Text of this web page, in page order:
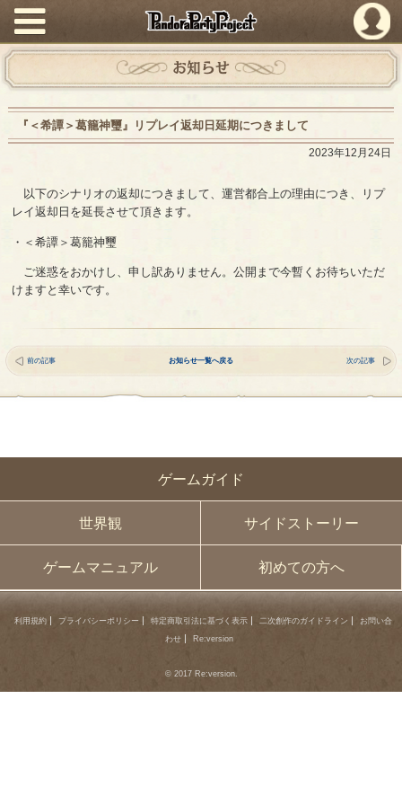
PandoraPartyProject
ゲームガイド
世界観 サイドストーリー
ゲームマニュアル 初めての方へ
お知らせ
『＜希譚＞葛籠神璽』リプレイ返却日延期につきまして
2023年12月24日
以下のシナリオの返却につきまして、運営都合上の理由につき、リプ
レイ返却日を延長させて頂きます。
・＜希譚＞葛籠神璽
ご迷惑をおかけし、申し訳ありません。公開まで今暫くお待ちいただ
けますと幸いです。
前の記事 お知らせ一覧へ戻る 次の記事
利用規約 プライバシーポリシー 特定商取引法に基づく表示 二次創作のガイドライン
お問い合
わせ
Re:version
© 2017 Re:version.